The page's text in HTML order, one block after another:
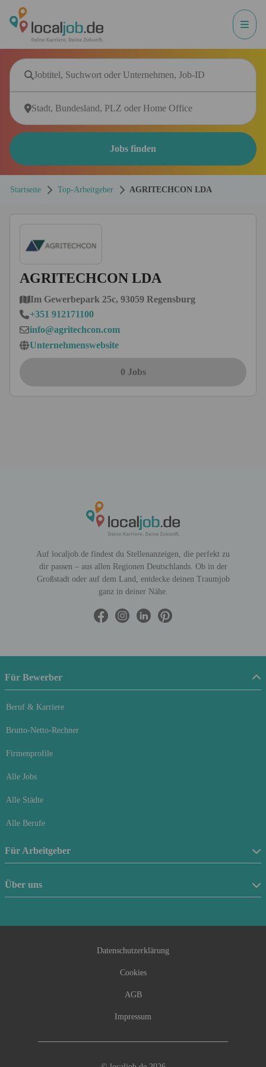
Jobs finden
Startseite Top-Arbeitgeber AGRITECHCON LDA
AGRITECHCON LDA
Im Gewerbepark 25c, 93059 Regensburg
+351 912171100
info@agritechcon.com
Unternehmenswebsite
0 Jobs
Auf localjob.de findest du Stellenanzeigen, die perfekt zu
dir passen – aus allen Regionen Deutschlands. Ob in der
Großstadt oder auf dem Land, entdecke deinen Traumjob
ganz in deiner Nähe.
Für Bewerber
Beruf & Karriere
Brutto-Netto-Rechner
Firmenprofile
Alle Jobs
Alle Städte
Alle Berufe
Für Arbeitgeber
Stellenanzeige schalten
Beraterfinder
Über uns
Datenschutzerklärung
Cookies
AGB
Impressum